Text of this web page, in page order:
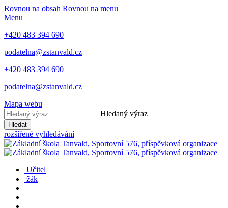
Rovnou na obsah Rovnou na menu
Menu
+420 483 394 690
podatelna@zstanvald.cz
+420 483 394 690
podatelna@zstanvald.cz
Mapa webu
Hledaný výraz
Hledat
rozšířené vyhledávání
Učitel
žák